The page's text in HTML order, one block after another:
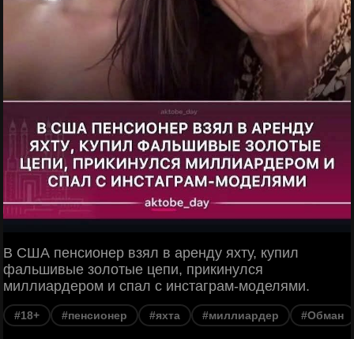
В США пенсионер взял в аренду яхту, купил
фальшивые золотые цепи, прикинулся
миллиардером и спал с инстаграм-моделями.
#18+ #пенсионер #яхта #миллиардер #Обман